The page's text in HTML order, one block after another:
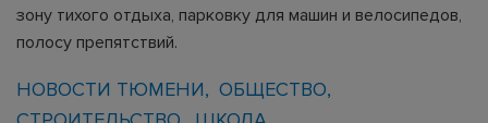
зону тихого отдыха, парковку для машин и велосипедов,
полосу препятствий.
НОВОСТИ ТЮМЕНИ
ОБЩЕСТВО